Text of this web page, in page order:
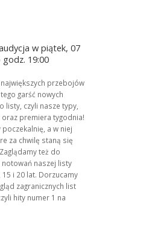
w piątek, 07
19:00
przebojów
garść nowych
listy, czyli nasze typy,
oraz premiera tygodnia!
a w niej
za chwilę staną się
też do
notowań naszej listy
i 20 lat. Dorzucamy
zagranicznych list
hity numer 1 na